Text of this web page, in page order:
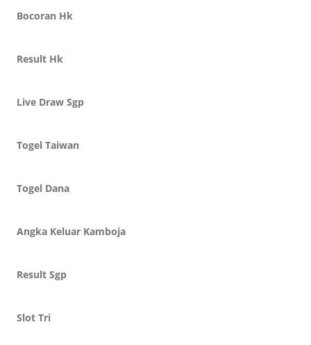
Bocoran Hk
Result Hk
Live Draw Sgp
Togel Taiwan
Togel Dana
Angka Keluar Kamboja
Result Sgp
Slot Tri